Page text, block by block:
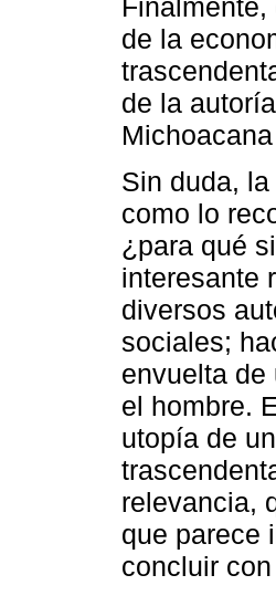
de la
de la
Sin duda,
como lo
¿para qué
interesante
diversos
sociales;
envuelta de
el hombre.
utopía de
relevancia,
que parece
concluir